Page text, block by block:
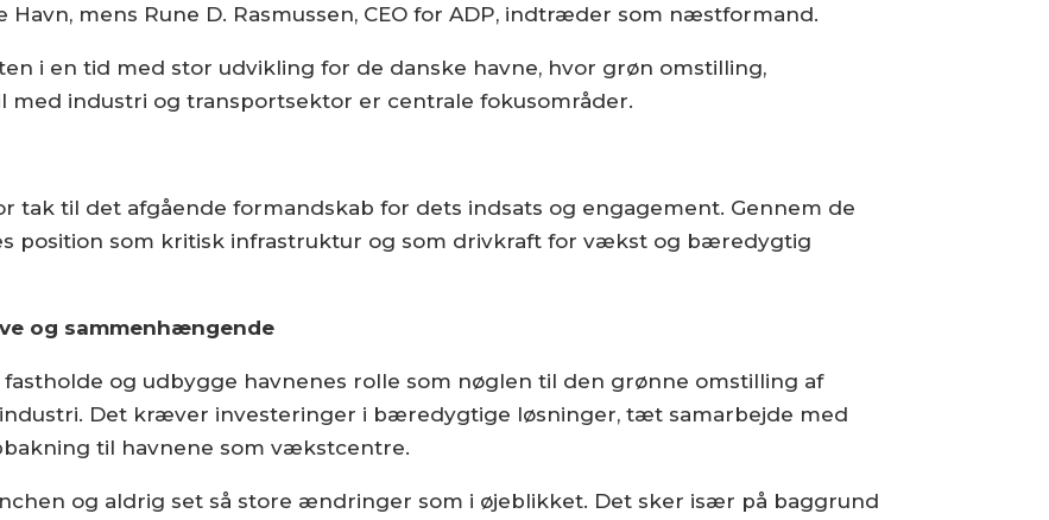
mens Rune D. Rasmussen, CEO for ADP, indtræder som næstformand.
i en tid med stor udvikling for de danske havne, hvor grøn omstilling,
med industri og transportsektor er centrale fokusområder.
tak til det afgående formandskab for dets indsats og engagement. Gennem de
position som kritisk infrastruktur og som drivkraft for vækst og bæredygtig
og sammenhængende
og udbygge havnenes rolle som nøglen til den grønne omstilling af
Det kræver investeringer i bæredygtige løsninger, tæt samarbejde med
til havnene som vækstcentre.
og aldrig set så store ændringer som i øjeblikket. Det sker især på baggrund